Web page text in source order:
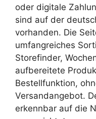
oder digitale
sind auf der
vorhanden. Die
umfangreiches
Storefinder,
aufbereitete
Bestellfunktion,
Versandangebot.
erkennbar auf die